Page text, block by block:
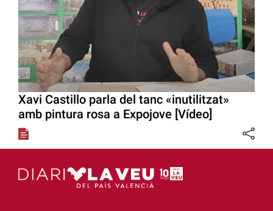
Xavi Castillo parla del tanc «inutilitzat»
amb pintura rosa a Expojove [Vídeo]